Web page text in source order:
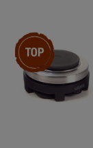
Article phare